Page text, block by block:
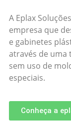
A Eplax
empresa que
e gabinetes
através de uma
sem uso de
especiais.
Conheça a